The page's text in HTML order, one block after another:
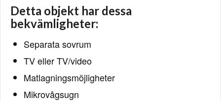
Detta objekt har dessa
bekvämligheter:
Separata sovrum
TV eller TV/video
Matlagningsmöjligheter
Mikrovågsugn